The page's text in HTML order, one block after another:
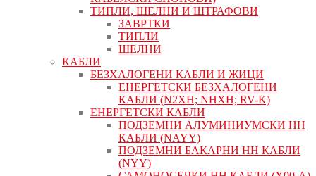
ТИПЛИ, ШЕЛНИ И ШТРАФОВИ
ЗАВРТКИ
ТИПЛИ
ШЕЛНИ
КАБЛИ
БЕЗХАЛОГЕНИ КАБЛИ И ЖИЦИ
ЕНЕРГЕТСКИ БЕЗХАЛОГЕНИ
КАБЛИ (N2XH; NHXH; RV-K)
ЕНЕРГЕТСКИ КАБЛИ
ПОДЗЕМНИ АЛУМИНИУМСКИ НН
КАБЛИ (NAYY)
ПОДЗЕМНИ БАКАРНИ НН КАБЛИ
(NYY)